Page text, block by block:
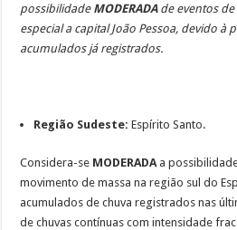
possibilidade MODERADA de eventos
especial a capital João Pessoa, devido à
acumulados já registrados.
Região Sudeste:Espírito Santo.
Considera-se MODERADA a
movimento de massa na região sul do
acumulados de chuva registrados nas
de chuvas contínuas com intensidade